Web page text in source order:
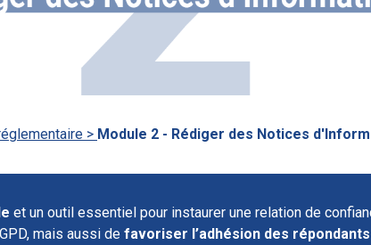
> Module 2 - Rédiger des Notices
et un outil essentiel pour instaurer une relation de
mais aussi de favoriser l’adhésion des répondants